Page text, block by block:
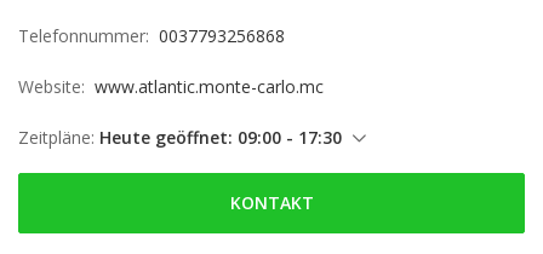
Telefonnummer: 0037793256868
Website: www.atlantic.monte-carlo.mc
Zeitpläne: Heute geöffnet: 09:00 - 17:30
Donnerstag: 09:00 - 17:30
Freitag: 09:00 - 16:30KONTAKT